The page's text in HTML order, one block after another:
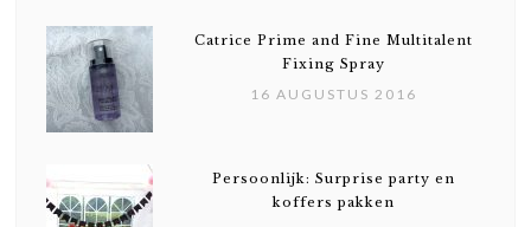
Catrice Prime and Fine Multitalent
Fixing Spray
16 AUGUSTUS 2016
Persoonlijk: Surprise party en
koffers pakken